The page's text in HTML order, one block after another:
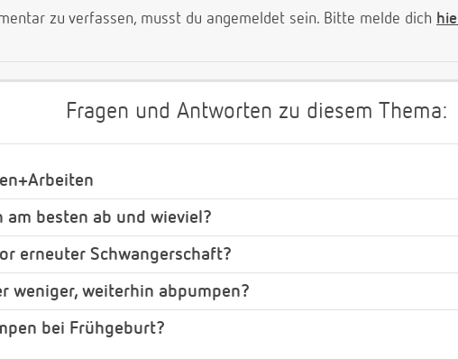
zu verfassen, musst du angemeldet sein. Bitte melde dich
Fragen und Antworten zu diesem Thema:
am besten ab und wieviel?
erneuter Schwangerschaft?
weniger, weiterhin abpumpen?
bei Frühgeburt?